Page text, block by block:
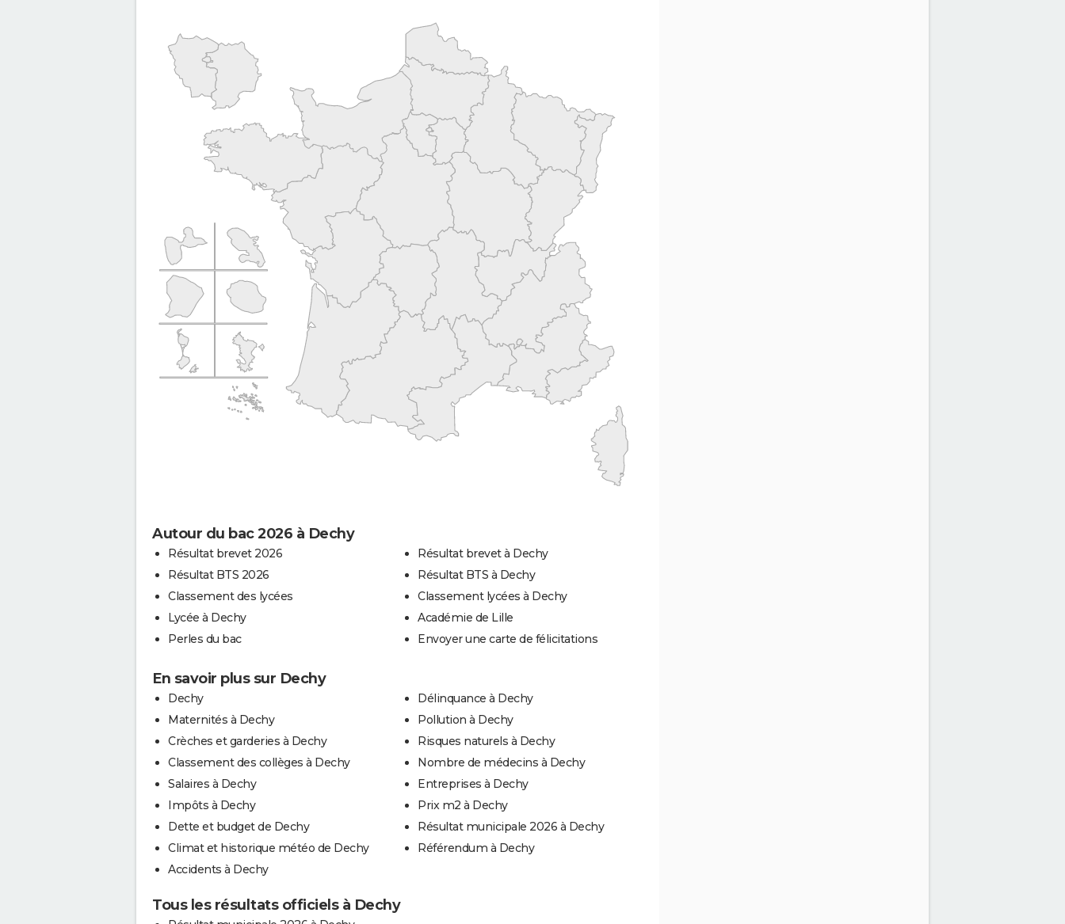
Autour du bac 2026 à Dechy
Résultat brevet 2026
Résultat BTS 2026
Classement des lycées
Lycée à Dechy
Perles du bac
Résultat brevet à Dechy
Résultat BTS à Dechy
Classement lycées à Dechy
Académie de Lille
Envoyer une carte de félicitations
En savoir plus sur Dechy
Dechy
Maternités à Dechy
Crèches et garderies à Dechy
Classement des collèges à Dechy
Salaires à Dechy
Impôts à Dechy
Dette et budget de Dechy
Climat et historique météo de Dechy
Accidents à Dechy
Délinquance à Dechy
Pollution à Dechy
Risques naturels à Dechy
Nombre de médecins à Dechy
Entreprises à Dechy
Prix m2 à Dechy
Résultat municipale 2026 à Dechy
Référendum à Dechy
Tous les résultats officiels à Dechy